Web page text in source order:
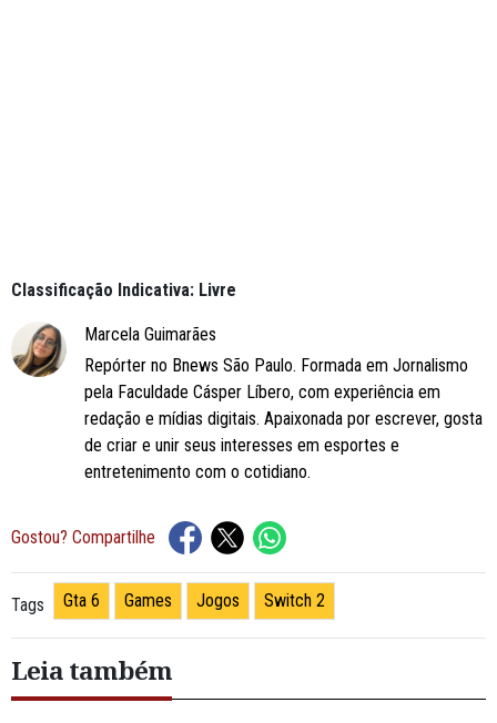
Classificação Indicativa: Livre
Marcela Guimarães
Repórter no Bnews São Paulo. Formada em Jornalismo
pela Faculdade Cásper Líbero, com experiência em
redação e mídias digitais. Apaixonada por escrever, gosta
de criar e unir seus interesses em esportes e
entretenimento com o cotidiano.
Gostou? Compartilhe
Tags Gta 6 Games Jogos Switch 2
Leia também